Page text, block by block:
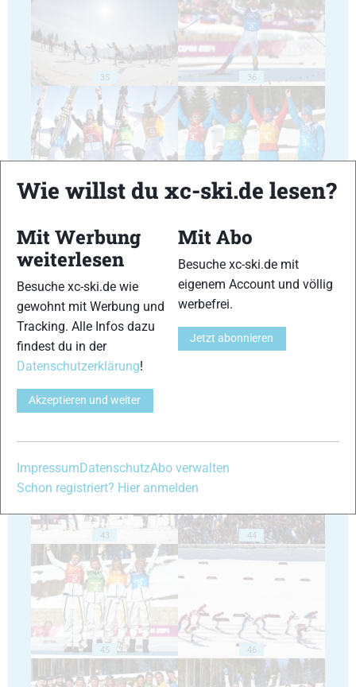
35 36
37 38
39
43 44
45 46
Wie willst du xc-ski.de lesen?
Mit Werbung
weiterlesen
Besuche xc-ski.de wie
gewohnt mit Werbung und
Tracking. Alle Infos dazu
findest du in der
Datenschutzerklärung!
Akzeptieren und weiter
Mit Abo
Besuche xc-ski.de mit
eigenem Account und völlig
werbefrei.
Jetzt abonnieren
Impressum DatenschutzAbo verwalten
Schon registriert? Hier anmelden